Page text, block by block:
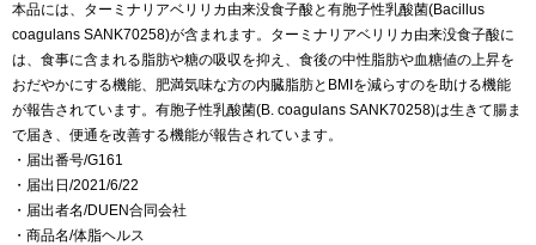
本品には、ターミナリアベリリカ由来没食子酸と有胞子性乳酸菌(Bacillus
coagulans SANK70258)が含まれます。ターミナリアベリリカ由来没食子酸に
は、食事に含まれる脂肪や糖の吸収を抑え、食後の中性脂肪や血糖値の上昇を
おだやかにする機能、肥満気味な方の内臓脂肪とBMIを減らすのを助ける機能
が報告されています。有胞子性乳酸菌(B. coagulans SANK70258)は生きて腸ま
で届き、便通を改善する機能が報告されています。
・届出番号/G161
・届出日/2021/6/22
・届出者名/DUEN合同会社
・商品名/体脂ヘルス